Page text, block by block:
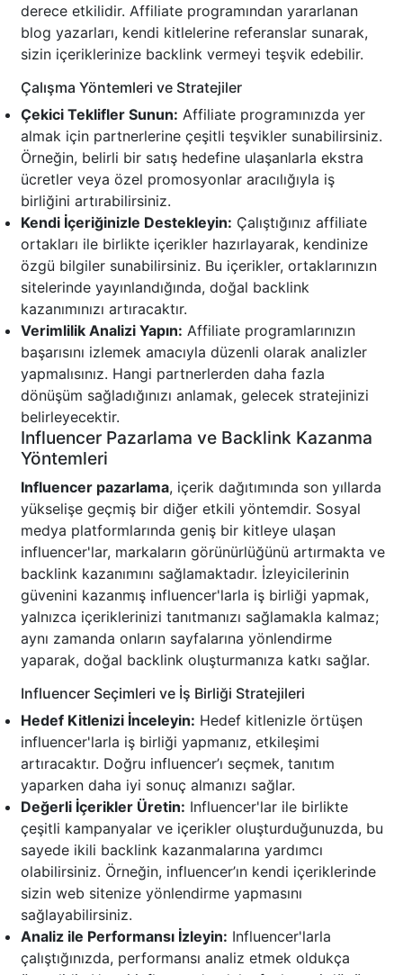
derece etkilidir. Affiliate programından yararlanan
blog yazarları, kendi kitlelerine referanslar sunarak,
sizin içeriklerinize backlink vermeyi teşvik edebilir.
Çalışma Yöntemleri ve Stratejiler
Çekici Teklifler Sunun: Affiliate programınızda yer
almak için partnerlerine çeşitli teşvikler sunabilirsiniz.
Örneğin, belirli bir satış hedefine ulaşanlarla ekstra
ücretler veya özel promosyonlar aracılığıyla iş
birliğini artırabilirsiniz.
Kendi İçeriğinizle Destekleyin: Çalıştığınız affiliate
ortakları ile birlikte içerikler hazırlayarak, kendinize
özgü bilgiler sunabilirsiniz. Bu içerikler, ortaklarınızın
sitelerinde yayınlandığında, doğal backlink
kazanımınızı artıracaktır.
Verimlilik Analizi Yapın: Affiliate programlarınızın
başarısını izlemek amacıyla düzenli olarak analizler
yapmalısınız. Hangi partnerlerden daha fazla
dönüşüm sağladığınızı anlamak, gelecek stratejinizi
belirleyecektir.
Influencer Pazarlama ve Backlink Kazanma
Yöntemleri
Influencer pazarlama, içerik dağıtımında son yıllarda
yükselişe geçmiş bir diğer etkili yöntemdir. Sosyal
medya platformlarında geniş bir kitleye ulaşan
influencer'lar, markaların görünürlüğünü artırmakta ve
backlink kazanımını sağlamaktadır. İzleyicilerinin
güvenini kazanmış influencer'larla iş birliği yapmak,
yalnızca içeriklerinizi tanıtmanızı sağlamakla kalmaz;
aynı zamanda onların sayfalarına yönlendirme
yaparak, doğal backlink oluşturmanıza katkı sağlar.
Influencer Seçimleri ve İş Birliği Stratejileri
Hedef Kitlenizi İnceleyin: Hedef kitlenizle örtüşen
influencer'larla iş birliği yapmanız, etkileşimi
artıracaktır. Doğru influencer’ı seçmek, tanıtım
yaparken daha iyi sonuç almanızı sağlar.
Değerli İçerikler Üretin: Influencer'lar ile birlikte
çeşitli kampanyalar ve içerikler oluşturduğunuzda, bu
sayede ikili backlink kazanmalarına yardımcı
olabilirsiniz. Örneğin, influencer’ın kendi içeriklerinde
sizin web sitenize yönlendirme yapmasını
sağlayabilirsiniz.
Analiz ile Performansı İzleyin: Influencer'larla
çalıştığınızda, performansı analiz etmek oldukça